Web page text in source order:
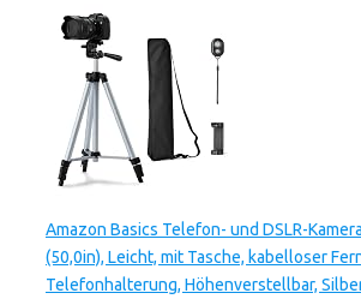
Amazon Basics Telefon- und DSLR-
(50,0in), Leicht, mit Tasche, kabelloser
Telefonhalterung, Höhenverstellbar,